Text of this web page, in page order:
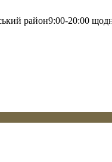
район9:00-20:00